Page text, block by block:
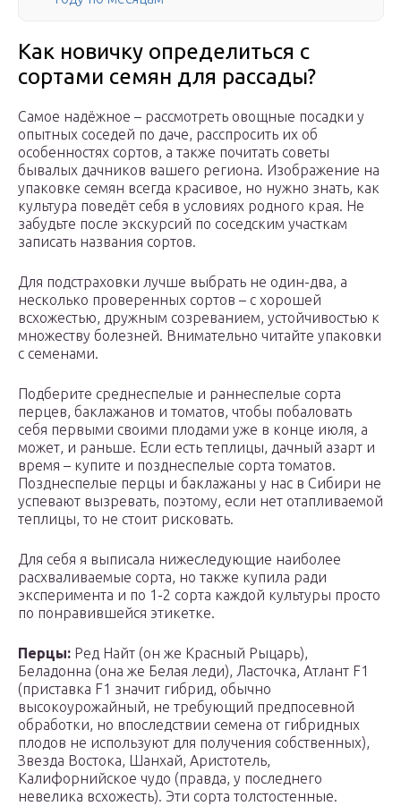
Как новичку определиться с
сортами семян для рассады?
Самое надёжное – рассмотреть овощные посадки у
опытных соседей по даче, расспросить их об
особенностях сортов, а также почитать советы
бывалых дачников вашего региона. Изображение на
упаковке семян всегда красивое, но нужно знать, как
культура поведёт себя в условиях родного края. Не
забудьте после экскурсий по соседским участкам
записать названия сортов.
Для подстраховки лучше выбрать не один-два, а
несколько проверенных сортов – с хорошей
всхожестью, дружным созреванием, устойчивостью к
множеству болезней. Внимательно читайте упаковки
с семенами.
Подберите среднеспелые и раннеспелые сорта
перцев, баклажанов и томатов, чтобы побаловать
себя первыми своими плодами уже в конце июля, а
может, и раньше. Если есть теплицы, дачный азарт и
время – купите и позднеспелые сорта томатов.
Позднеспелые перцы и баклажаны у нас в Сибири не
успевают вызревать, поэтому, если нет отапливаемой
теплицы, то не стоит рисковать.
Для себя я выписала нижеследующие наиболее
расхваливаемые сорта, но также купила ради
эксперимента и по 1-2 сорта каждой культуры просто
по понравившейся этикетке.
Перцы: Ред Найт (он же Красный Рыцарь),
Беладонна (она же Белая леди), Ласточка, Атлант F1
(приставка F1 значит гибрид, обычно
высокоурожайный, не требующий предпосевной
обработки, но впоследствии семена от гибридных
плодов не используют для получения собственных),
Звезда Востока, Шанхай, Аристотель,
Калифорнийское чудо (правда, у последнего
невелика всхожесть). Эти сорта толстостенные.